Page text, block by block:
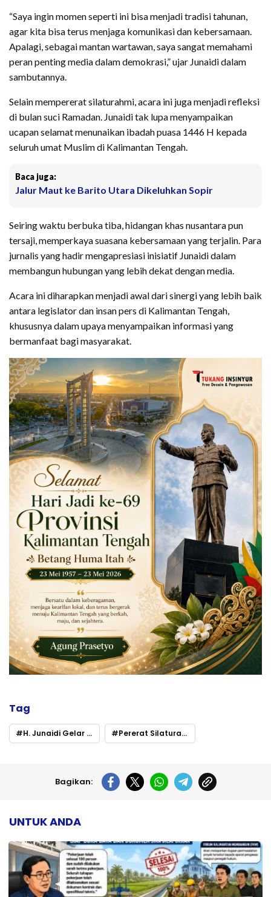
“Saya ingin momen seperti ini bisa menjadi tradisi tahunan,
agar kita bisa terus menjaga komunikasi dan kebersamaan.
Apalagi, sebagai mantan wartawan, saya sangat memahami
peran penting media dalam demokrasi,” ujar Junaidi dalam
sambutannya.
Selain mempererat silaturahmi, acara ini juga menjadi refleksi
di bulan suci Ramadan. Junaidi tak lupa menyampaikan
ucapan selamat menunaikan ibadah puasa 1446 H kepada
seluruh umat Muslim di Kalimantan Tengah.
Baca juga:
Jalur Maut ke Barito Utara Dikeluhkan Sopir
Seiring waktu berbuka tiba, hidangan khas nusantara pun
tersaji, memperkaya suasana kebersamaan yang terjalin. Para
jurnalis yang hadir mengapresiasi inisiatif Junaidi dalam
membangun hubungan yang lebih dekat dengan media.
Acara ini diharapkan menjadi awal dari sinergi yang lebih baik
antara legislator dan insan pers di Kalimantan Tengah,
khususnya dalam upaya menyampaikan informasi yang
bermanfaat bagi masyarakat.
Tag
H. Junaidi Gelar Buka Puasa Bersama Awak Media Pererat Silaturahmi di Palangka Raya
Bagikan:
UNTUK ANDA